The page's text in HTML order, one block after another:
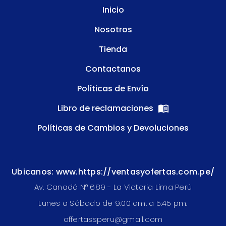
Inicio
Nosotros
Tienda
Contactanos
Políticas de Envío
Libro de reclamaciones
Políticas de Cambios y Devoluciones
Ubicanos: www.https://ventasyofertas.com.pe/
Av. Canadá N° 689 - La Victoria Lima Perú
Lunes a Sábado de 9:00 am. a 5:45 pm.
offertassperu@gmail.com